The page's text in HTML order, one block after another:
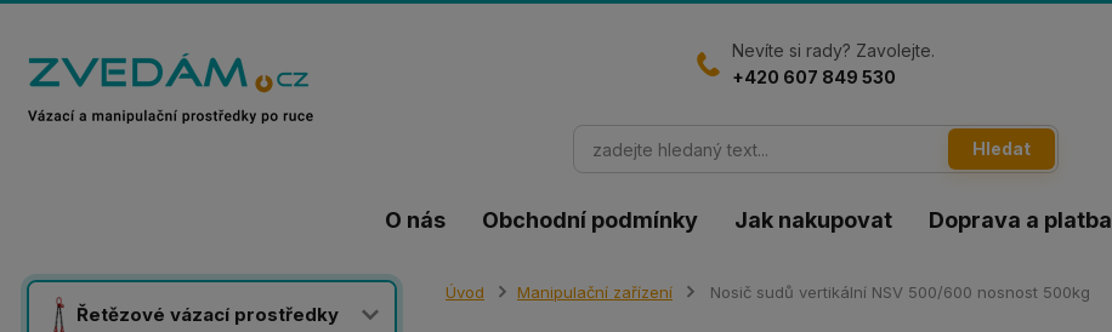
O nás Obchodní podmínky Jak nakupovat Doprava a platba
Hledat
Nevíte si rady? Zavolejte.
+420 607 849 530
Řetězové vázací prostředky
Úvod Manipulační zařízení Nosič sudů vertikální NSV 500/600 nosnost 500kg